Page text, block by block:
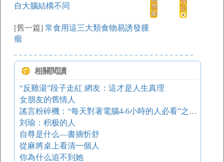
自大腦結構不同
[舊一篇] 常食用這三大類食物易誘發腫
瘤
相關閱讀
“反雞湯”段子走紅 網友：這才是人生真理
女朋友的舊情人
謠言粉碎機：“每天對著電腦4-6小時的人必看”之粉碎
刘瑜：积极的人
自尊是什么—書摘忻舒
從麻將桌上看清一個人
你為什么追不到她